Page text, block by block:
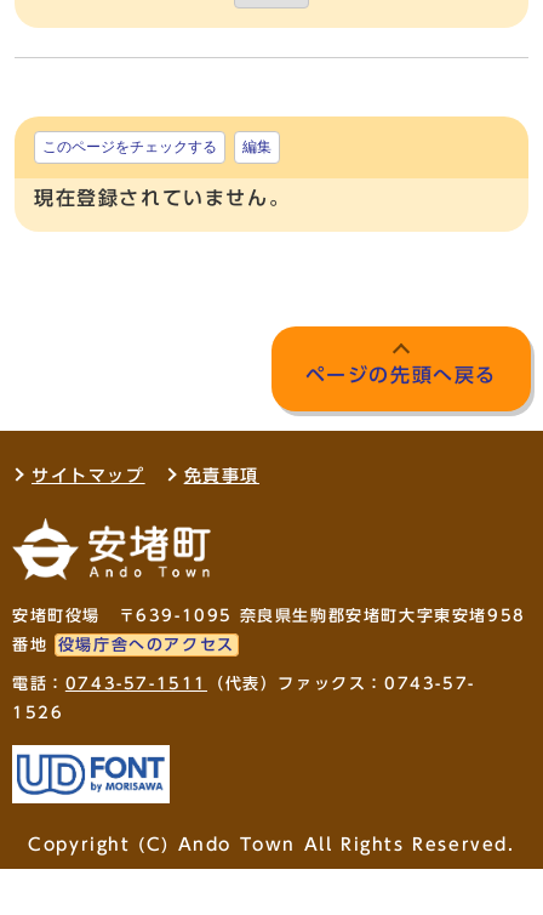
このページをチェックする 編集
現在登録されていません。
ページの先頭へ戻る
サイトマップ 免責事項
安堵町役場 〒639-1095 奈良県生駒郡安堵町大字東安堵958
番地
役場庁舎へのアクセス
電話： 0743-57-1511
（代表）ファックス：0743-57-
1526
Copyright (C) Ando Town All Rights Reserved.